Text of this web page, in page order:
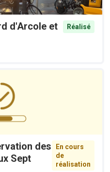
d'Arcole et
Réalisé
des
Sept
En cours
de
réalisation